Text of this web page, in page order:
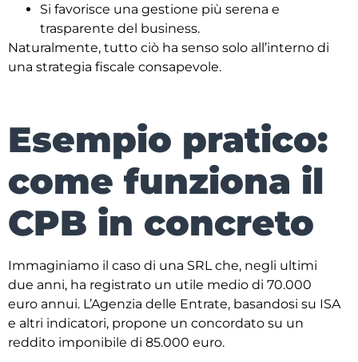
Si favorisce una gestione più serena e
trasparente del business.
Naturalmente, tutto ciò ha senso solo all’interno di
una strategia fiscale consapevole.
Esempio pratico:
come funziona il
CPB in concreto
Immaginiamo il caso di una SRL che, negli ultimi
due anni, ha registrato un utile medio di 70.000
euro annui. L’Agenzia delle Entrate, basandosi su ISA
e altri indicatori, propone un concordato su un
reddito imponibile di 85.000 euro.